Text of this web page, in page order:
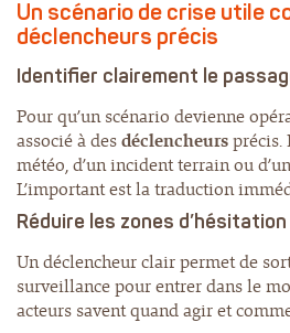
Un scénario de crise utile
déclencheurs précis
Identifier clairement le
Pour qu’un scénario devienne
associé à desdéclencheursprécis.
météo, d’un incident terrain ou
L’important est la traduction
Réduire les zones d’hésitation
Un déclencheur clair permet de
surveillance pour entrer dans le
acteurs savent quand agir et